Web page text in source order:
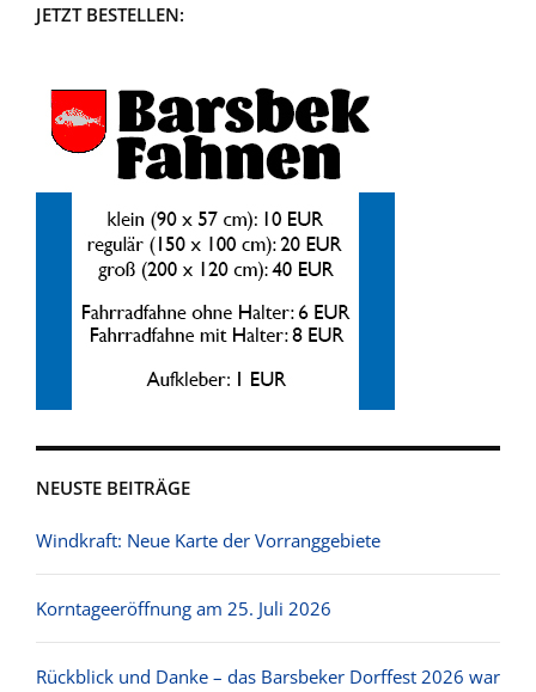
JETZT BESTELLEN:
NEUSTE BEITRÄGE
Windkraft: Neue Karte der Vorranggebiete
Korntageeröffnung am 25. Juli 2026
Rückblick und Danke – das Barsbeker Dorffest 2026 war